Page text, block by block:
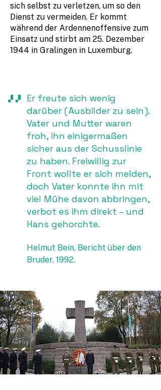
sich selbst zu verletzen, um so den
Dienst zu vermeiden. Er kommt
während der Ardennenoffensive zum
Einsatz und stirbt am 25. Dezember
1944 in Gralingen in Luxemburg.
Er freute sich wenig
darüber ( Ausbilder zu sein ).
Vater und Mutter waren
froh, ihn einigermaßen
sicher aus der Schusslinie
zu haben. Freiwillig zur
Front wollte er sich melden,
doch Vater konnte ihn mit
viel Mühe davon abbringen,
verbot es ihm direkt – und
Hans gehorchte.
Helmut Bein, Bericht über den
Bruder, 1992.